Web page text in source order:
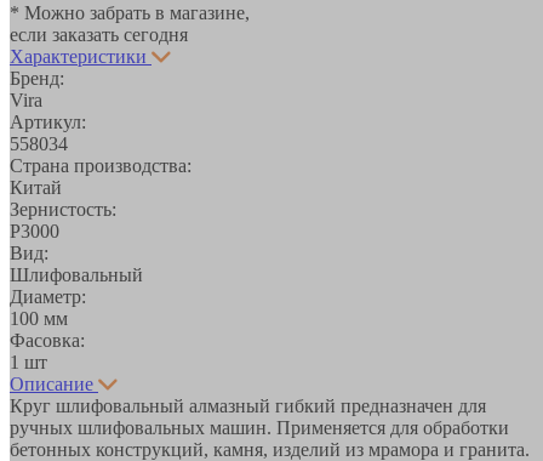
* Можно забрать в магазине,
если заказать сегодня
Характеристики
Бренд:
Vira
Артикул:
558034
Страна производства:
Китай
Зернистость:
Р3000
Вид:
Шлифовальный
Диаметр:
100 мм
Фасовка:
1 шт
Описание
Круг шлифовальный алмазный гибкий предназначен для
ручных шлифовальных машин. Применяется для обработки
бетонных конструкций, камня, изделий из мрамора и гранита.